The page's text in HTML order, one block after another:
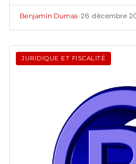
Benjamin Dumas•26 décembre
JURIDIQUE ET FISCALITÉ